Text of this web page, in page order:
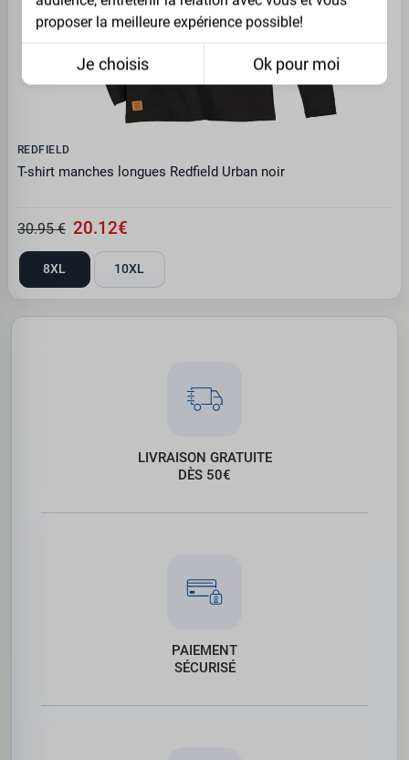
REDFIELD
T-shirt manches longues Redfield Urban noir
30.95 € 20.12€
8XL 10XL
LIVRAISON GRATUITE
DÈS 50€
PAIEMENT
SÉCURISÉ
proposer la meilleure expérience possible!
Je choisis Ok pour moi